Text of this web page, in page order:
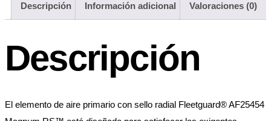
Descripción Información adicional Valoraciones (0)
Descripción
El elemento de aire primario con sello radial Fleetguard® AF25454